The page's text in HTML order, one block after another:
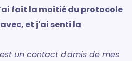
fait la moitié du protocole
et j'ai senti la
un contact d'amis de mes